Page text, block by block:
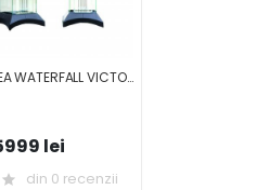
BOXE DE PODEA WATERFALL VICTORIA EVO
lei
din 0 recenzii